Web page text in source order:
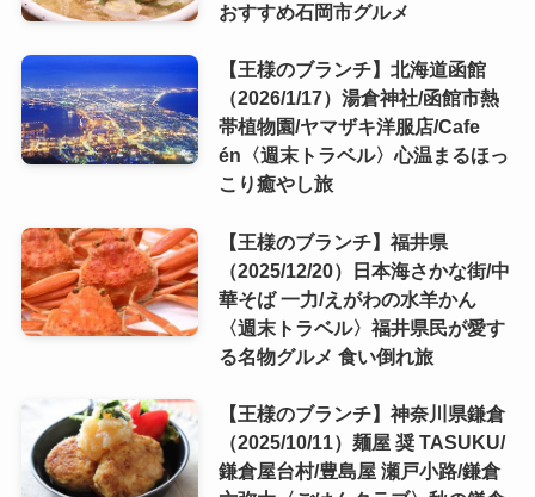
おすすめ石岡市グルメ
【王様のブランチ】北海道函館
（2026/1/17）湯倉神社/函館市熱
帯植物園/ヤマザキ洋服店/Cafe
én〈週末トラベル〉心温まるほっ
こり癒やし旅
【王様のブランチ】福井県
（2025/12/20）日本海さかな街/中
華そば 一力/えがわの水羊かん
〈週末トラベル〉福井県民が愛す
る名物グルメ 食い倒れ旅
【王様のブランチ】神奈川県鎌倉
（2025/10/11）麺屋 奨 TASUKU/
鎌倉屋台村/豊島屋 瀬戸小路/鎌倉